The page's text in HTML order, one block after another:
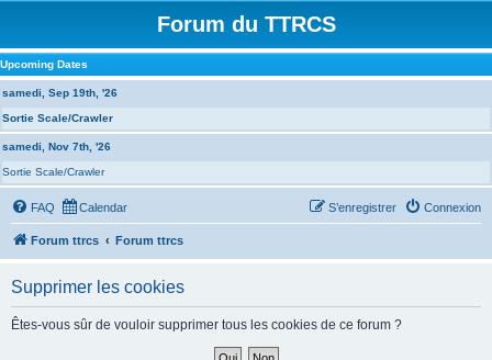
Forum du TTRCS
Upcoming Dates
samedi, Sep 19th, '26
Sortie Scale/Crawler
samedi, Nov 7th, '26
Sortie Scale/Crawler
FAQ Calendar Connexion
S’enregistrer
Forum ttrcs Forum ttrcs
Supprimer les cookies
Êtes-vous sûr de vouloir supprimer tous les cookies de ce forum ?